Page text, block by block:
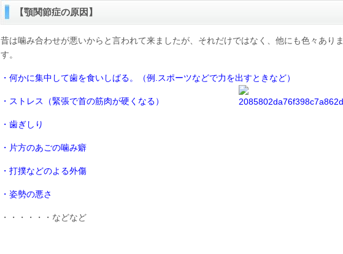
【顎関節症の原因】
昔は噛み合わせが悪いからと言われて来ましたが、それだけではなく、他にも色々ありま
す。
・何かに集中して歯を食いしばる。（例.スポーツなどで力を出すときなど）
・ストレス（緊張で首の筋肉が硬くなる）
・歯ぎしり
・片方のあごの噛み癖
・打撲などのよる外傷
・姿勢の悪さ
・・・・・・などなど